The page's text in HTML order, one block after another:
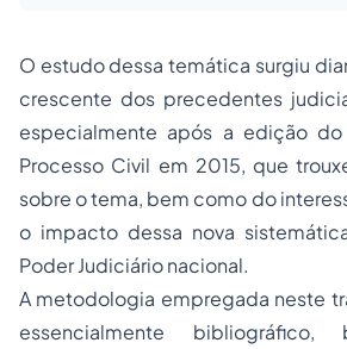
O estudo dessa temática surgiu
crescente dos precedentes
especialmente após a edição
Processo Civil em 2015, que
sobre o tema, bem como do
o impacto dessa nova
Poder Judiciário nacional.
A metodologia empregada neste
essencialmente bibliográfico,